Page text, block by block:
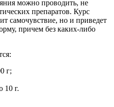
можно проводить, не
препаратов. Курс
самочувствие, но и приведет
причем без каких-либо
г;
10 г.